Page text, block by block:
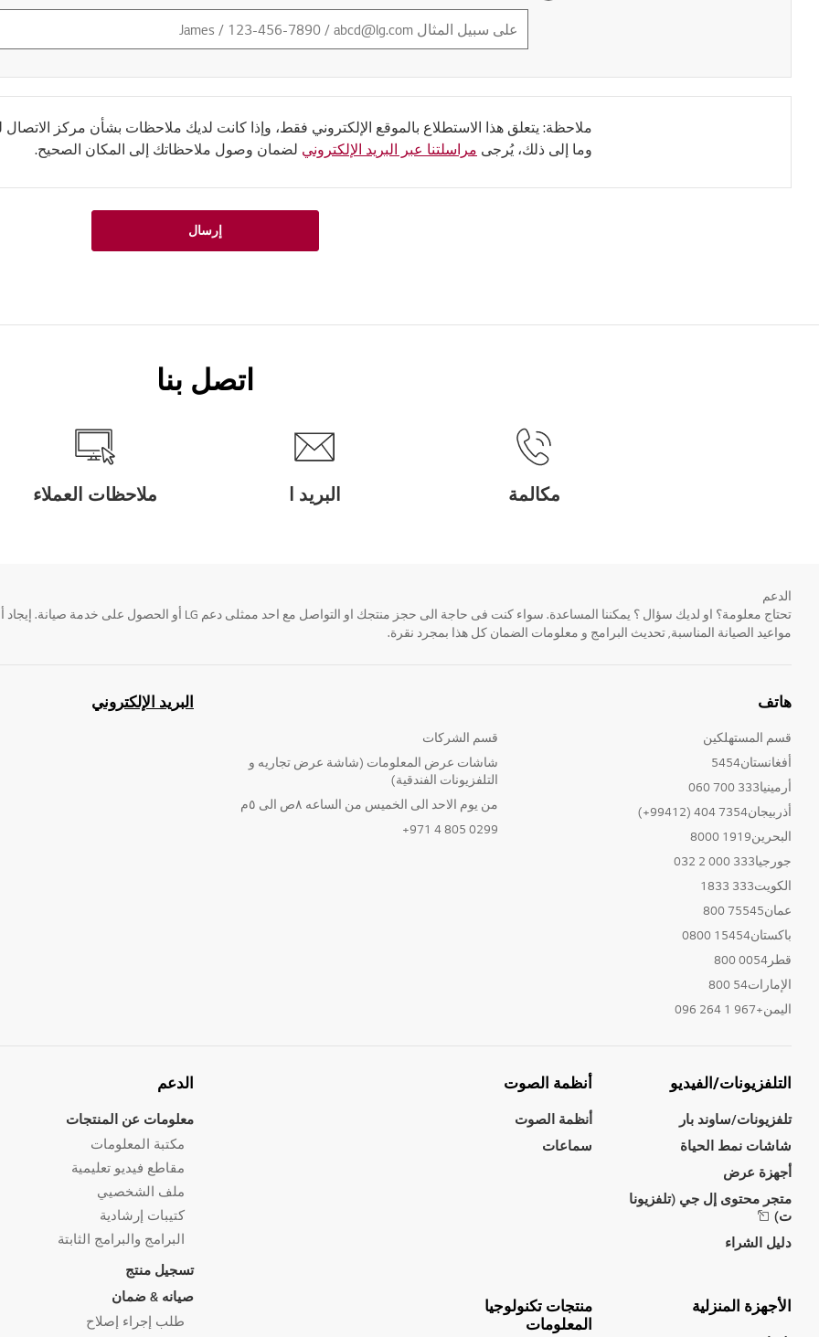
ملاحظة: يتعلق هذا الاستطلاع بالموقع الإلكتروني فقط، وإذا كانت لديك ملاحظات بشأن مركز الاتصال
وما إلى ذلك، يُرجى مراسلتنا عبر البريد الإلكتروني لضمان وصول ملاحظاتك إلى المكان الصحيح.
إرسال
اتصل بنا
مكالمة البريد ا ملاحظات العملاء
الدعم
مواعيد الصيانة المناسبة, تحديث البرامج و معلومات الضمان كل هذا بمجرد نقرة.
هاتف
قسم المستهلكين
أفغانستان5454
أرمينيا333 700 060
أذربيجان7354 404 (99412+)
البحرين1919 8000
جورجيا333 000 2 032
الكويت333 1833
عمان75545 800
باكستان15454 0800
قطر0054 800
الإمارات54 800
اليمن+967 1 264 096
قسم الشركات
شاشات عرض المعلومات (شاشة عرض تجاريه و
التلفزيونات الفندقية)
من يوم الاحد الى الخميس من الساعه ٨ص الى ٥م
0299 805 4 971+
البريد الإلكتروني
التلفزيونات/الفيديو
تلفزيونات/ساوند بار
شاشات نمط الحياة
أجهزة عرض
متجر محتوى إل جي (تلفزيونا
ت)
دليل الشراء
أنظمة الصوت
أنظمة الصوت
سماعات
الأجهزة المنزلية
منتجات تكنولوجيا
المعلومات
الدعم
معلومات عن المنتجات
مكتبة المعلومات
مقاطع فيديو تعليمية
ملف الشخصيي
كتيبات إرشادية
البرامج والبرامج الثابتة
تسجيل منتج
صيانه & ضمان
طلب إجراء إصلاح